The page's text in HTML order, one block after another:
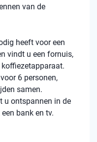
van de
heeft voor een
vindt u een fornuis,
koffiezetapparaat.
6 personen,
samen.
u ontspannen in de
bank en tv.